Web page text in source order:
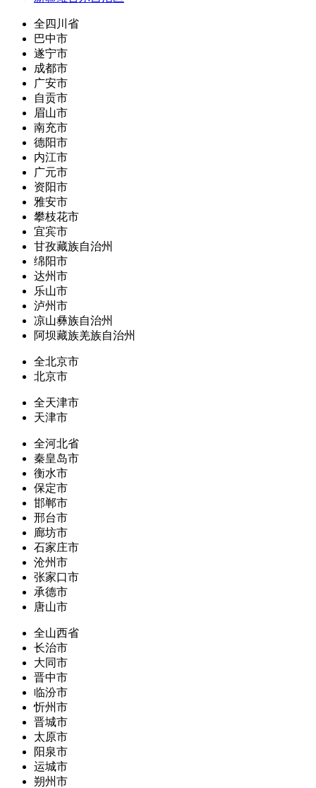
全四川省
巴中市
遂宁市
成都市
广安市
自贡市
眉山市
南充市
德阳市
内江市
广元市
资阳市
雅安市
攀枝花市
宜宾市
甘孜藏族自治州
绵阳市
达州市
乐山市
泸州市
凉山彝族自治州
阿坝藏族羌族自治州
全北京市
北京市
全天津市
天津市
全河北省
秦皇岛市
衡水市
保定市
邯郸市
邢台市
廊坊市
石家庄市
沧州市
张家口市
承德市
唐山市
全山西省
长治市
大同市
晋中市
临汾市
忻州市
晋城市
太原市
阳泉市
运城市
朔州市